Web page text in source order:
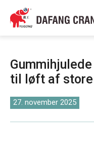
til løft af
27. november 2025
हिन्दी
Bahasa Indonesia
简体中文
বাংলা
فارسی
Pilipino